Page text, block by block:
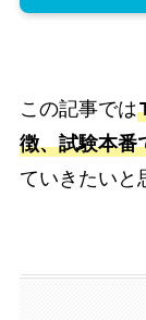
この記事では
徴、試験本番
ていきたいと